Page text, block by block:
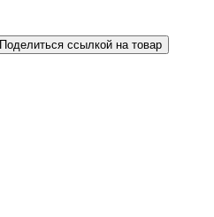
Поделиться ссылкой на товар